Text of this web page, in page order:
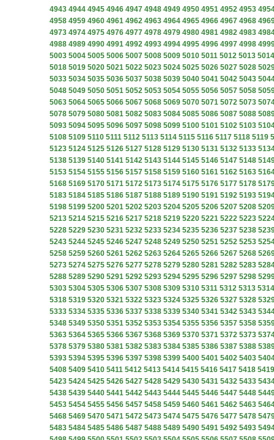
4943 4944 4945 4946 4947 4948 4949 4950 4951 4952 4953
4958 4959 4960 4961 4962 4963 4964 4965 4966 4967 4968
4973 4974 4975 4976 4977 4978 4979 4980 4981 4982 4983
4988 4989 4990 4991 4992 4993 4994 4995 4996 4997 4998
5003 5004 5005 5006 5007 5008 5009 5010 5011 5012 5013 5014
5018 5019 5020 5021 5022 5023 5024 5025 5026 5027 5028
5033 5034 5035 5036 5037 5038 5039 5040 5041 5042 5043
5048 5049 5050 5051 5052 5053 5054 5055 5056 5057 5058
5063 5064 5065 5066 5067 5068 5069 5070 5071 5072 5073
5078 5079 5080 5081 5082 5083 5084 5085 5086 5087 5088
5093 5094 5095 5096 5097 5098 5099 5100 5101 5102 5103
5108 5109 5110 5111 5112 5113 5114 5115 5116 5117 5118 5119
5123 5124 5125 5126 5127 5128 5129 5130 5131 5132 5133
5138 5139 5140 5141 5142 5143 5144 5145 5146 5147 5148
5153 5154 5155 5156 5157 5158 5159 5160 5161 5162 5163
5168 5169 5170 5171 5172 5173 5174 5175 5176 5177 5178
5183 5184 5185 5186 5187 5188 5189 5190 5191 5192 5193
5198 5199 5200 5201 5202 5203 5204 5205 5206 5207 5208
5213 5214 5215 5216 5217 5218 5219 5220 5221 5222 5223
5228 5229 5230 5231 5232 5233 5234 5235 5236 5237 5238
5243 5244 5245 5246 5247 5248 5249 5250 5251 5252 5253
5258 5259 5260 5261 5262 5263 5264 5265 5266 5267 5268
5273 5274 5275 5276 5277 5278 5279 5280 5281 5282 5283
5288 5289 5290 5291 5292 5293 5294 5295 5296 5297 5298
5303 5304 5305 5306 5307 5308 5309 5310 5311 5312 5313 5314
5318 5319 5320 5321 5322 5323 5324 5325 5326 5327 5328
5333 5334 5335 5336 5337 5338 5339 5340 5341 5342 5343
5348 5349 5350 5351 5352 5353 5354 5355 5356 5357 5358
5363 5364 5365 5366 5367 5368 5369 5370 5371 5372 5373
5378 5379 5380 5381 5382 5383 5384 5385 5386 5387 5388
5393 5394 5395 5396 5397 5398 5399 5400 5401 5402 5403
5408 5409 5410 5411 5412 5413 5414 5415 5416 5417 5418 5419
5423 5424 5425 5426 5427 5428 5429 5430 5431 5432 5433
5438 5439 5440 5441 5442 5443 5444 5445 5446 5447 5448
5453 5454 5455 5456 5457 5458 5459 5460 5461 5462 5463
5468 5469 5470 5471 5472 5473 5474 5475 5476 5477 5478
5483 5484 5485 5486 5487 5488 5489 5490 5491 5492 5493